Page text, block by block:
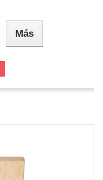
Más